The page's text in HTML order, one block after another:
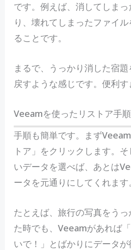
です。例えば、消してしま
り、壊れてしまったファイ
ることです。
まるで、うっかり消した宿
戻すような感じです。便利す
Veeamを使ったリストア手順
手順も簡単です。まず
トア」をクリックします。
いデータを選べば、あとは
ータを元通りにしてくれます。
たとえば、旅行の写真をう
た時でも、Veeamがあれば
いで！」とばかりにデータ